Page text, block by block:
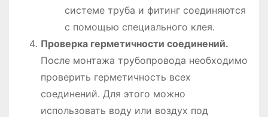
системе труба и фитинг соединяются
с помощью специального клея.
Проверка герметичности соединений.
После монтажа трубопровода необходимо
проверить герметичность всех
соединений. Для этого можно
использовать воду или воздух под